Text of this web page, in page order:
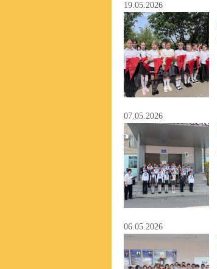
19.05.2026
07.05.2026
06.05.2026